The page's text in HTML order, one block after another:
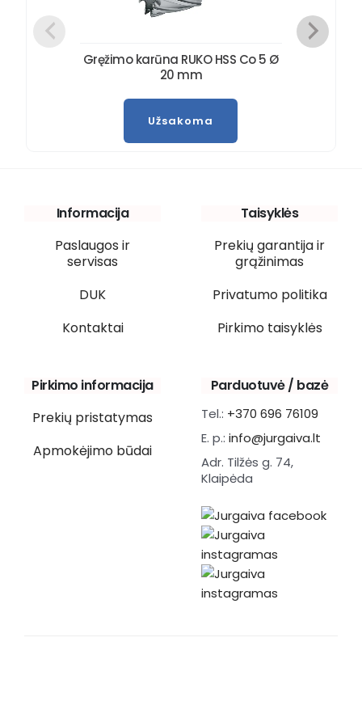
Gręžimo karūna RUKO HSS Co 5 Ø
20 mm
Užsakoma
Informacija
Paslaugos ir
servisas
DUK
Kontaktai
Taisyklės
Prekių garantija ir
grąžinimas
Privatumo politika
Pirkimo taisyklės
Pirkimo informacija
Prekių pristatymas
Apmokėjimo būdai
Parduotuvė / bazė
Tel.: +370 696 76109
E. p.: info@jurgaiva.lt
Adr. Tilžės g. 74,
Klaipėda